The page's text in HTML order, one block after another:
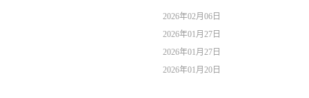
2026年02月06日
2026年01月27日
2026年01月27日
2026年01月20日